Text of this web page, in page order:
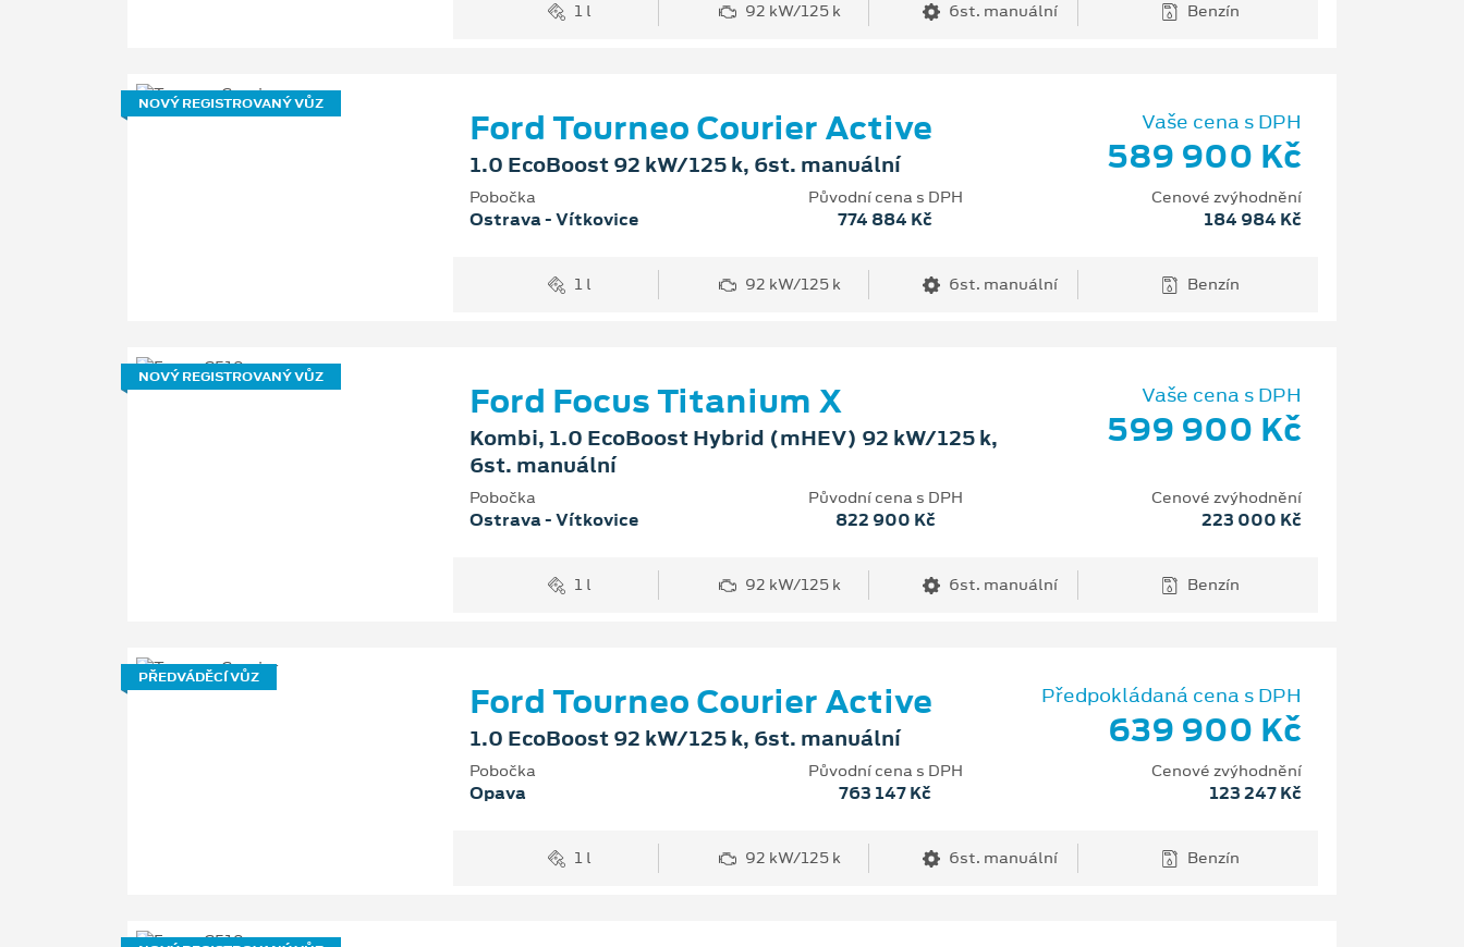
1 l 92 kW/125 k 6st. manuální Benzín
NOVÝ REGISTROVANÝ VŮZ
Ford Tourneo Courier Active
1.0 EcoBoost 92 kW/125 k, 6st. manuální
Vaše cena s DPH
589 900 Kč
Pobočka
Ostrava - Vítkovice
Původní cena s DPH
774 884 Kč
Cenové zvýhodnění
184 984 Kč
1 l 92 kW/125 k 6st. manuální Benzín
NOVÝ REGISTROVANÝ VŮZ
Ford Focus Titanium X
Kombi, 1.0 EcoBoost Hybrid (mHEV) 92 kW/125 k,
6st. manuální
Vaše cena s DPH
599 900 Kč
Pobočka
Ostrava - Vítkovice
Původní cena s DPH
822 900 Kč
Cenové zvýhodnění
223 000 Kč
1 l 92 kW/125 k 6st. manuální Benzín
PŘEDVÁDĚCÍ VŮZ
Ford Tourneo Courier Active
1.0 EcoBoost 92 kW/125 k, 6st. manuální
Předpokládaná cena s DPH
639 900 Kč
Pobočka
Opava
Původní cena s DPH
763 147 Kč
Cenové zvýhodnění
123 247 Kč
1 l 92 kW/125 k 6st. manuální Benzín